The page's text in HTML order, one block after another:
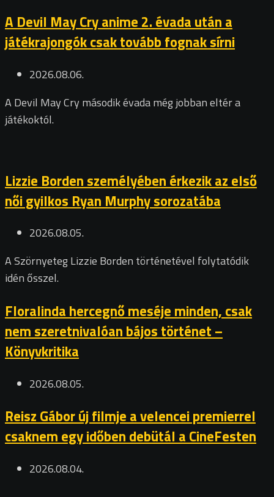
A Devil May Cry anime 2. évada után a
játékrajongók csak tovább fognak sírni
2026.08.06.
A Devil May Cry második évada még jobban eltér a
játékoktól.
Lizzie Borden személyében érkezik az első
női gyilkos Ryan Murphy sorozatába
2026.08.05.
A Szörnyeteg Lizzie Borden történetével folytatódik
idén ősszel.
Floralinda hercegnő meséje minden, csak
nem szeretnivalóan bájos történet –
Könyvkritika
2026.08.05.
Reisz Gábor új filmje a velencei premierrel
csaknem egy időben debütál a CineFesten
2026.08.04.